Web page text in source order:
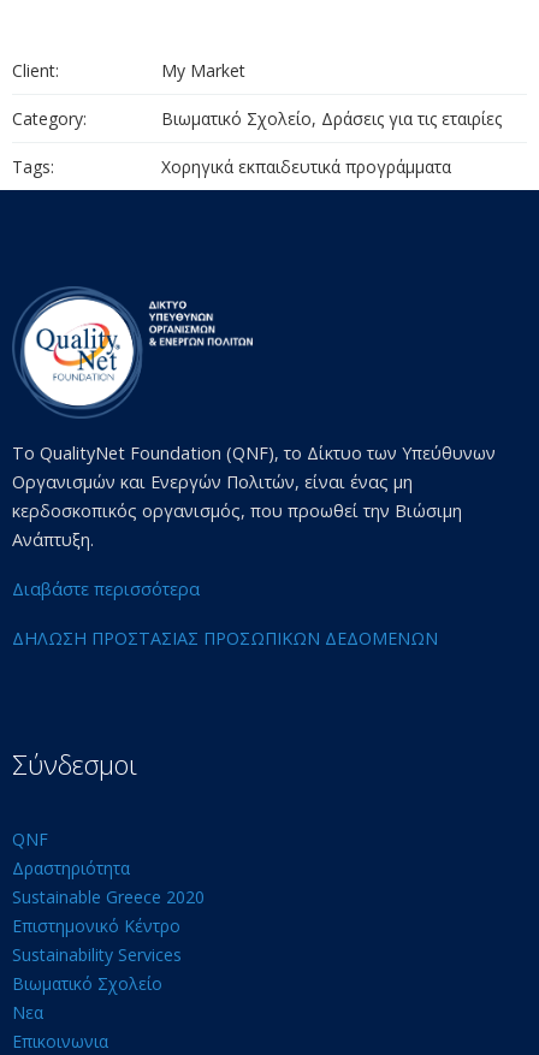
Client: My Market
Category: Βιωματικό Σχολείο, Δράσεις για τις εταιρίες
Tags: Χορηγικά εκπαιδευτικά προγράμματα
Το QualityNet Foundation (QNF), το Δίκτυο των Υπεύθυνων
Οργανισμών και Ενεργών Πολιτών, είναι ένας μη
κερδοσκοπικός οργανισμός, που προωθεί την Βιώσιμη
Ανάπτυξη.
Διαβάστε περισσότερα
ΔΗΛΩΣΗ ΠΡΟΣΤΑΣΙΑΣ ΠΡΟΣΩΠΙΚΩΝ ΔΕΔΟΜΕΝΩΝ
Σύνδεσμοι
QNF
Δραστηριότητα
Sustainable Greece 2020
Επιστημονικό Κέντρο
Sustainability Services
Βιωματικό Σχολείο
Νεα
Επικοινωνια